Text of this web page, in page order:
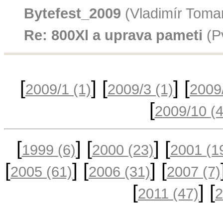
Bytefest_2009 (Vladimír
Re: 800Xl a uprava pameti
[2009/1 (1)] [2009/3 (1)] [
[2009/10
[1999 (6)] [2000 (23)] [2001
[2005 (61)] [2006 (31)] [2007 (7)
[2011 (47)] [